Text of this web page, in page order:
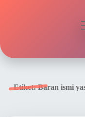
Etiket:Baran ismi